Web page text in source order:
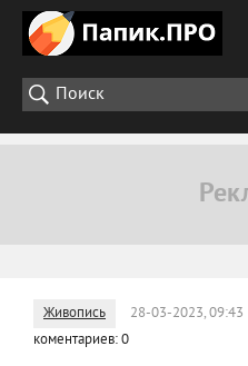
Живопись 28-03-2023, 09:43
коментариев: 0